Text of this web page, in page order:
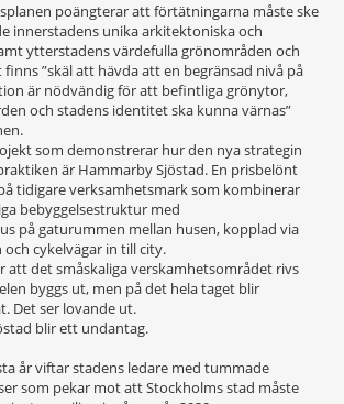
poängterar att förtätningarna måste ske
innerstadens unika arkitektoniska och
ytterstadens värdefulla grönområden och
”skäl att hävda att en begränsad nivå på
är nödvändig för att befintliga grönytor,
och stadens identitet ska kunna värnas”
som demonstrerar hur den nya strategin
är Hammarby Sjöstad. En prisbelönt
tidigare verksamhetsmark som kombinerar
bebyggelsestruktur med
på gaturummen mellan husen, kopplad via
cykelvägar in till city.
att det småskaliga verskamhetsområdet rivs
byggs ut, men på det hela taget blir
Det ser lovande ut.
blir ett undantag.
år viftar stadens ledare med tummade
som pekar mot att Stockholms stad måste